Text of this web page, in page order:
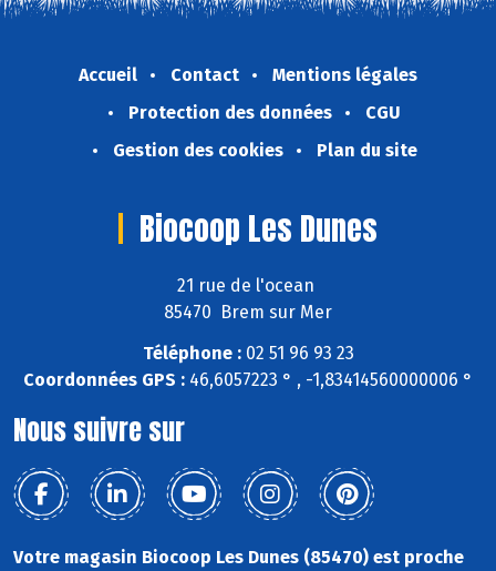
Accueil Contact
Mentions légales
Protection des données
CGU
Gestion des cookies
Plan du site
Biocoop Les Dunes
21 rue de l'ocean
85470 Brem sur Mer
Téléphone :02 51 96 93 23
Coordonnées GPS : 46,6057223 ° , -1,83414560000006 °
Nous suivre sur
Votre magasin Biocoop Les Dunes (85470) est proche